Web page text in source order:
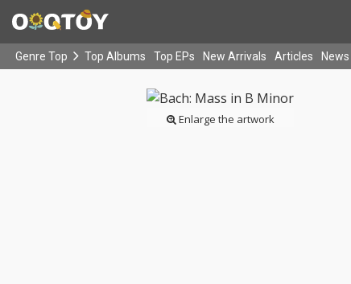
Genre Top Top Albums Top EPs New Arrivals Articles News
Enlarge the artwork